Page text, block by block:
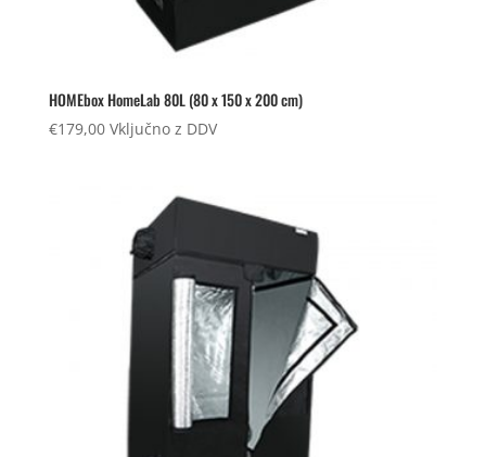
HOMEbox HomeLab 80L (80 x 150 x 200 cm)
€179,00 Vključno z DDV